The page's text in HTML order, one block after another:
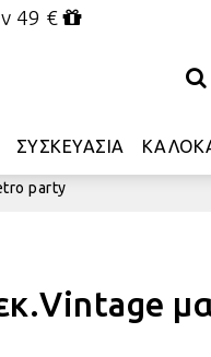
49 €
ΣΥΣΚΕΥΑΣΙΑ
party